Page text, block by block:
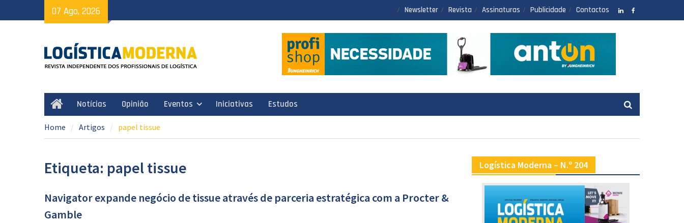
to
07 Ago, 2026 Newsletter Revista Assinaturas Publicidade Contactos
HomeNotícias Opinião Eventos Iniciativas Estudos
Home Artigos papel tissue
Etiqueta: papel tissue
Navigator expande negócio de tissue através de parceria estratégica com a Procter &
Gamble
Logística Moderna – N.º 204